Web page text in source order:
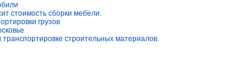
стоимость сборки мебели.
грузов
строительных материалов.